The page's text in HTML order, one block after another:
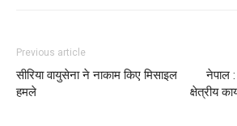
Previous article
सीरिया वायुसेना ने नाकाम किए मिसाइल
हमले
नेपाल :
क्षेत्रीय